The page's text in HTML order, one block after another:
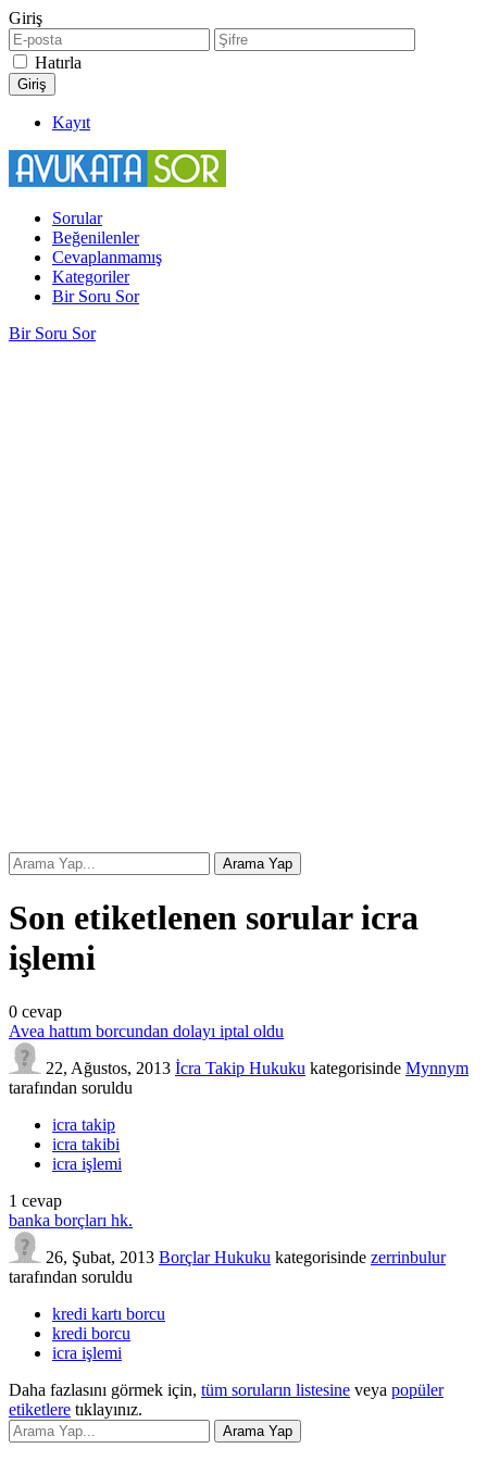
Giriş
Hatırla
Kayıt
Sorular
Beğenilenler
Cevaplanmamış
Kategoriler
Bir Soru Sor
Bir Soru Sor
Son etiketlenen sorular icra
işlemi
0 cevap
Avea hattım borcundan dolayı iptal oldu
22, Ağustos, 2013 İcra Takip Hukuku kategorisinde Mynnym
tarafından soruldu
icra takip
icra takibi
icra işlemi
1 cevap
banka borçları hk.
26, Şubat, 2013 Borçlar Hukuku kategorisinde zerrinbulur
tarafından soruldu
kredi kartı borcu
kredi borcu
icra işlemi
Daha fazlasını görmek için, tüm soruların listesine veya popüler
etiketlere tıklayınız.